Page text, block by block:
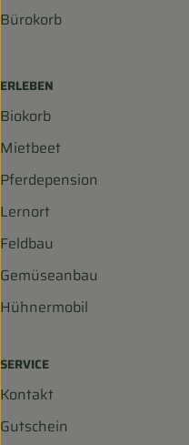
Bürokorb
ERLEBEN
Biokorb
Mietbeet
Pferdepension
Lernort
Feldbau
Gemüseanbau
Hühnermobil
SERVICE
Kontakt
Gutschein